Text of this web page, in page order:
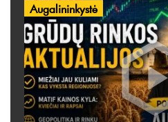
Augalininkystė